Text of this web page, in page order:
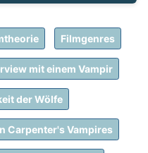
Filmgenres
mit einem Vampir
der Wölfe
Carpenter's Vampires